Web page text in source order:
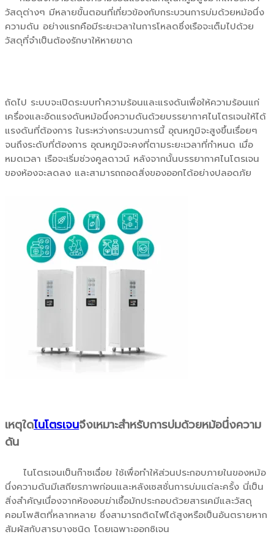
วัสดุต่างๆ มีหลายขั้นตอนที่เกี่ยวข้องกับกระบวนการบ่มด้วยหม้อนึ่ง
ความดัน อย่างแรกคือมีระยะเวลาในการโหลดซึ่งเรือจะเต็มไปด้วย
วัสดุที่จำเป็นต้องรักษาให้หายขาด
ถัดไป ระบบจะเปิดระบบทำความร้อนและแรงดันเพื่อให้ความร้อนแก่
เครื่องและอัดแรงดันหม้อนึ่งความดันด้วยบรรยากาศไนโตรเจนให้ได้
แรงดันที่ต้องการ ในระหว่างกระบวนการนี้ อุณหภูมิจะสูงขึ้นเรื่อยๆ
จนถึงระดับที่ต้องการ อุณหภูมิจะคงที่ตามระยะเวลาที่กำหนด เมื่อ
หมดเวลา เรือจะเริ่มช่วงคูลดาวน์ หลังจากนั้นบรรยากาศไนโตรเจน
ของห้องจะลดลง และสามารถถอดสิ่งของออกได้อย่างปลอดภัย
เหตุใดไนโตรเจนจึงเหมาะสำหรับการบ่มด้วยหม้อนึ่งความ
ดัน
ไนโตรเจนเป็นก๊าซเฉื่อย ใช้เพื่อทำให้ส่วนประกอบภายในของหม้อ
นึ่งความดันมีเสถียรภาพก่อนและหลังเซสชั่นการบ่มแต่ละครั้ง นี่เป็น
สิ่งสำคัญเนื่องจากห้องอบฆ่าเชื้อมักประกอบด้วยสารเคมีและวัสดุ
คอมโพสิตที่หลากหลาย ซึ่งสามารถติดไฟได้สูงหรือเป็นอันตรายหาก
สัมผัสกับสารบางชนิด โดยเฉพาะออกซิเจน